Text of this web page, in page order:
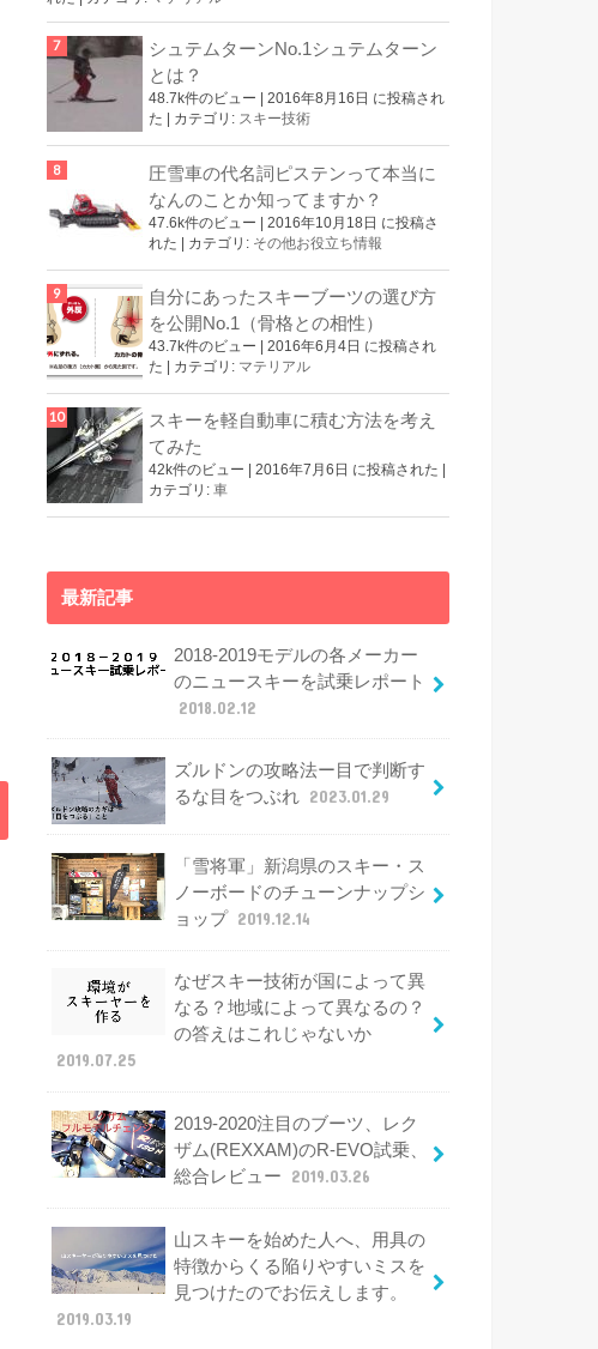
シュテムターンNo.1シュテムターン
とは？
48.7k件のビュー
2016年8月16日 に投稿され
た
カテゴリ: スキー技術
圧雪車の代名詞ピステンって本当に
なんのことか知ってますか？
47.6k件のビュー | 2016年10月18日 に投稿さ
れた | カテゴリ: その他お役立ち情報
自分にあったスキーブーツの選び方
を公開No.1（骨格との相性）
43.7k件のビュー | 2016年6月4日 に投稿され
た | カテゴリ: マテリアル
スキーを軽自動車に積む方法を考え
てみた
42k件のビュー 2016年7月6日 に投稿された
カテゴリ: 車
最新記事
2018-2019モデルの各メーカー
のニュースキーを試乗レポート
2018.02.12
ズルドンの攻略法ー目で判断す
るな目をつぶれ 2023.01.29
「雪将軍」新潟県のスキー・ス
ノーボードのチューンナップシ
ョップ 2019.12.14
なぜスキー技術が国によって異
なる？地域によって異なるの？
の答えはこれじゃないか
2019.07.25
2019-2020注目のブーツ、レク
ザム(REXXAM)のR-EVO試乗、
総合レビュー
2019.03.26
山スキーを始めた人へ、用具の
特徴からくる陥りやすいミスを
見つけたのでお伝えします。
2019.03.19